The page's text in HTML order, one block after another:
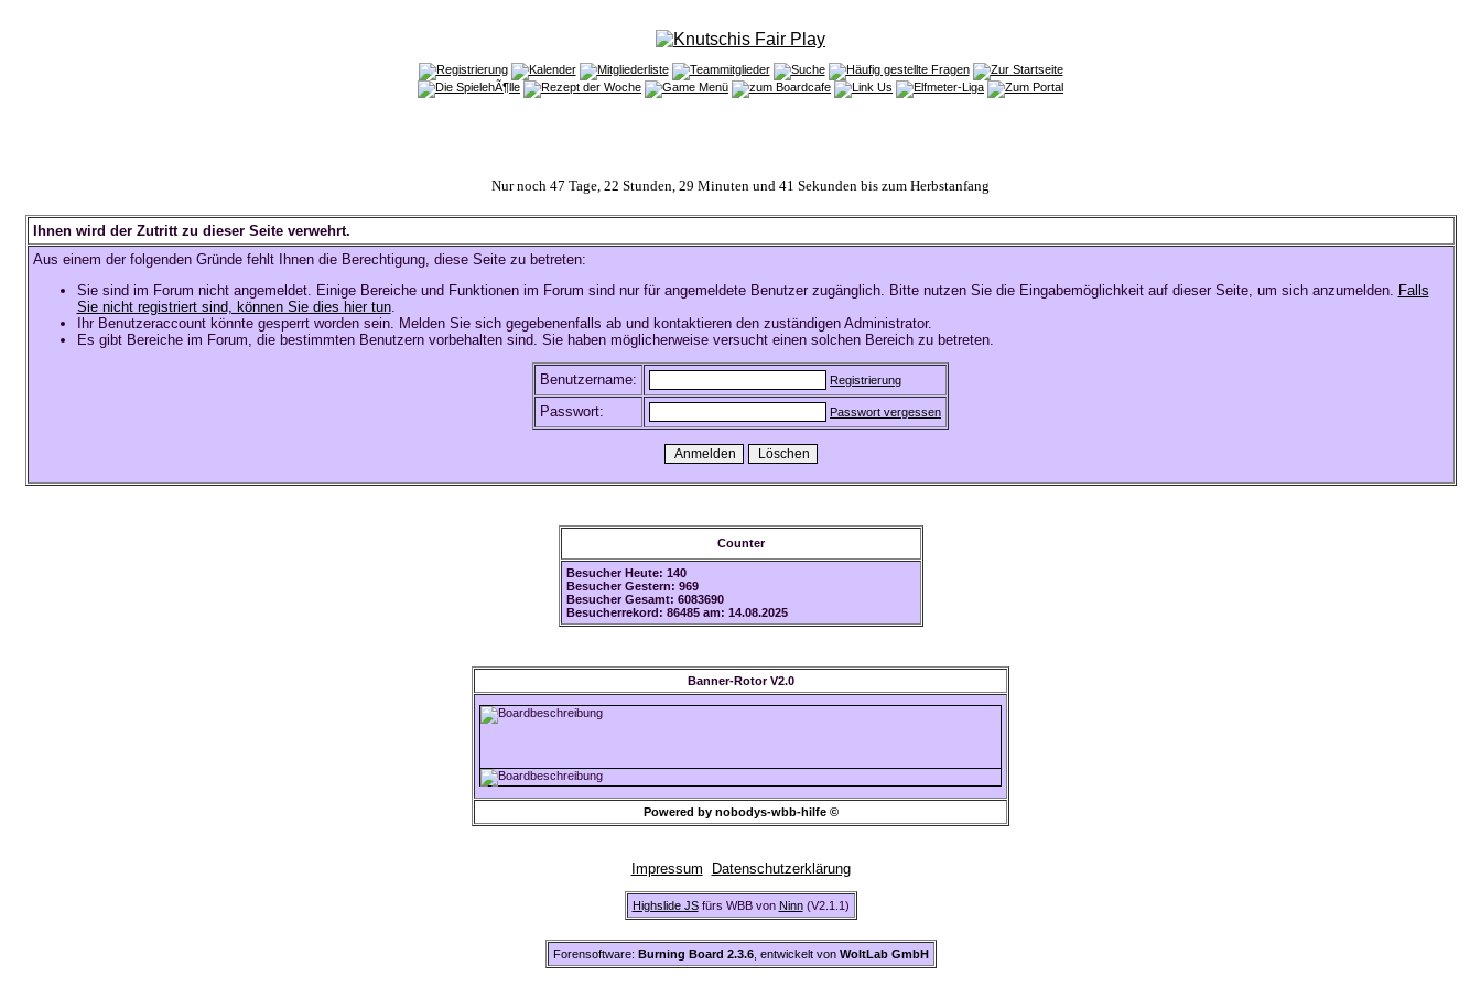
Nur noch 47 Tage, 22 Stunden, 29 Minuten und 41 Sekunden bis zum Herbstanfang
Ihnen wird der Zutritt zu dieser Seite verwehrt.
Aus einem der folgenden Gründe fehlt Ihnen die Berechtigung, diese Seite zu betreten:
Sie sind im Forum nicht angemeldet. Einige Bereiche und Funktionen im Forum sind nur für angemeldete Benutzer zugänglich. Bitte nutzen Sie die Eingabemöglichkeit auf dieser Seite, um sich anzumelden. Falls
Sie nicht registriert sind, können Sie dies hier tun.
Ihr Benutzeraccount könnte gesperrt worden sein. Melden Sie sich gegebenenfalls ab und kontaktieren den zuständigen Administrator.
Es gibt Bereiche im Forum, die bestimmten Benutzern vorbehalten sind. Sie haben möglicherweise versucht einen solchen Bereich zu betreten.
Benutzername: Registrierung
Passwort: Passwort vergessen
Counter
Besucher Heute: 140
Besucher Gestern: 969
Besucher Gesamt: 6083690
Besucherrekord: 86485 am: 14.08.2025
Banner-Rotor V2.0
Powered by nobodys-wbb-hilfe ©
Impressum Datenschutzerklärung
Highslide JSfürs WBB von Ninn(V2.1.1)
Forensoftware: Burning Board 2.3.6, entwickelt von WoltLab GmbH